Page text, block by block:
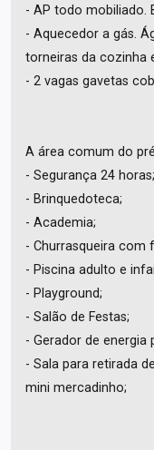
- AP todo mobiliado.
- Aquecedor a gás.
torneiras da cozinha
- 2 vagas gavetas
A área comum do
- Segurança 24 horas;
- Brinquedoteca;
- Academia;
- Churrasqueira com
- Piscina adulto e
- Playground;
- Salão de Festas;
- Gerador de energia
- Sala para retirada
mini mercadinho;